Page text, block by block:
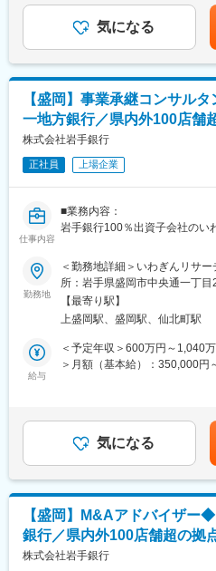
な経営基盤を持ち、「
貢献する新たな商品やサービ
りが多様性を認め合い、個の
ています。
変更の範囲：会社の定める業務
人材紹介部門は、専担者4名体
る大変やりがいがある仕事です。
■いわぎんリサーチ&コンサル
2020年4月に地域企業が抱える
に設立しました。
■キャリアチャレンジ：
計画的・体系的な研修システ
ては階層別研修、行内資格認定
外研修にも積極的に派遣して
ーリングの機会を与える制度
も実施しています。これらの
し、より挑戦意欲に溢れる行
す。
■当行が求める人物像：
岩手銀行の財産は「信用」の
力や行動力を持った「人」を
岩手のために貢献したいとい
ィールドがたくさんあります
う使命感のある方を歓迎します
■当行について：
・東証プライム上場、県内外
・岩手県のリーディングバン
展に貢献する」「健全経営に徹
くまでも目安の金額であり、
ます。月給(月額)は固定手当を
気になる
【盛岡】事業承継コンサル
一地方銀行／県内外100店舗
株式会社岩手銀行
正社員 上場企業
仕事内容
■業務内容：
岩手銀行100％出資子会社のい
す。
■業務詳細：
・経営者との対話を通じ、企
え、幅広い視点でお客様の円滑
・あらゆる角度から適格なア
プランを作成して実行支援を
■魅力：
後継者不在や親族内承継など
■いわぎんリサーチ&コンサル
2020年4月に地域企業が抱える
に設立しました。
勤務地
＜勤務地詳細＞いわぎんリサ
所：岩手県盛岡市中央通一丁
煙対策：屋内全面禁煙変更の
トワーク含む）
【最寄り駅】
上盛岡駅、盛岡駅、仙北町駅
給与
＜予定年収＞600万円～1,040
＞月額（基本給）：350,000
くまでも目安の金額であり、
ます。月給(月額)は固定手当を
気になる
【盛岡】M&Aアドバイザー
銀行／県内外100店舗超の拠
株式会社岩手銀行